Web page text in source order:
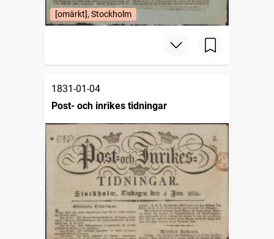
[omärkt], Stockholm
1831-01-04
Post- och inrikes tidningar